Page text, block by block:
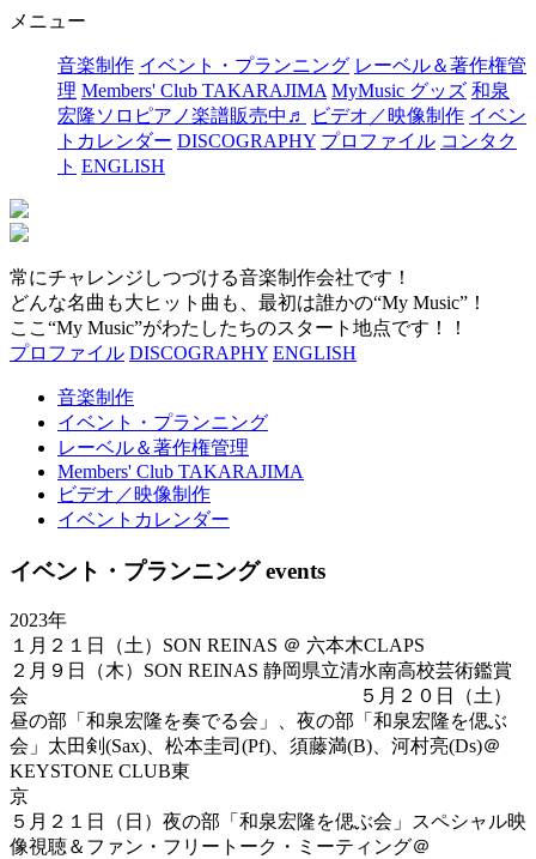
メニュー
音楽制作 イベント・プランニング レーベル＆著作権管
理 Members' Club TAKARAJIMA MyMusic グッズ 和泉
宏隆ソロピアノ楽譜販売中♬
ビデオ／映像制作 イベン
トカレンダー DISCOGRAPHY プロファイル コンタク
ト ENGLISH
常にチャレンジしつづける音楽制作会社です！
どんな名曲も大ヒット曲も、最初は誰かの“My Music”！
ここ“My Music”がわたしたちのスタート地点です！！
プロファイル DISCOGRAPHY ENGLISH
音楽制作
イベント・プランニング
レーベル＆著作権管理
Members' Club TAKARAJIMA
ビデオ／映像制作
イベントカレンダー
イベント・プランニング events
2023年
１月２１日（土）SON REINAS ＠ 六本木CLAPS
２月９日（木）SON REINAS 静岡県立清水南高校芸術鑑賞
会 ５月２０日（土）
昼の部「和泉宏隆を奏でる会」、夜の部「和泉宏隆を偲ぶ
会」太田剣(Sax)、松本圭司(Pf)、須藤満(B)、河村亮(Ds)＠
KEYSTONE CLUB東
５月２１日（日）夜の部「和泉宏隆を偲ぶ会」スペシャル映
像視聴＆ファン・フリートーク・ミーティング＠